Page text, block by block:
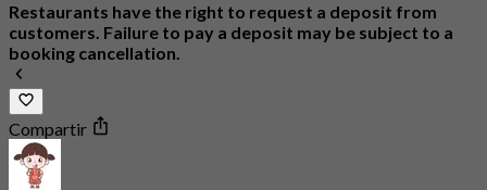
Restaurants have the right to request a deposit from
customers. Failure to pay a deposit may be subject to a
booking cancellation.
Compartir